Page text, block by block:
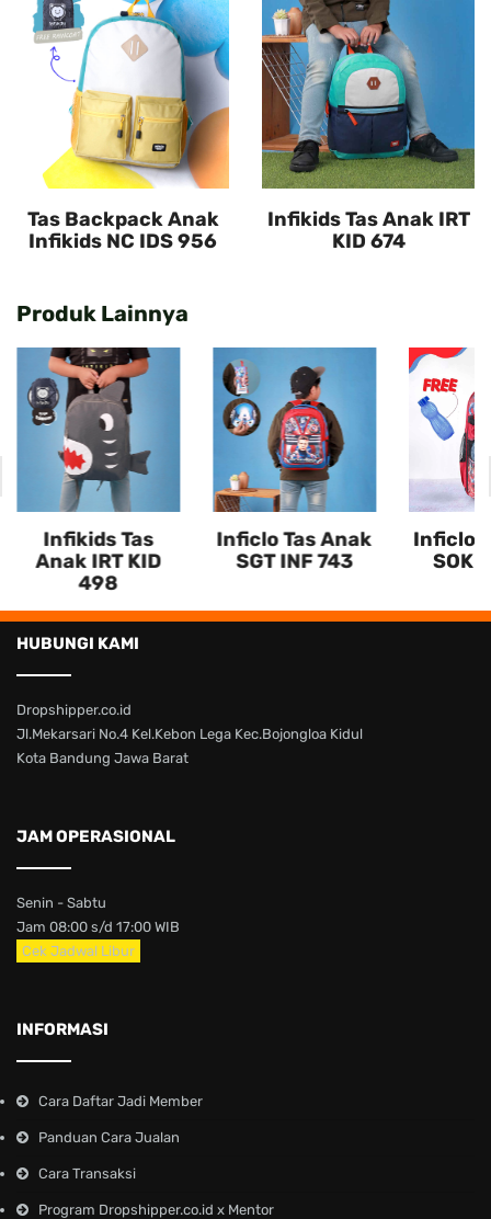
Tas Backpack Anak
Infikids NC IDS 956
Infikids Tas Anak IRT
KID 674
Produk Lainnya
Infikids Tas
Anak IRT KID
498
Inficlo Tas Anak
SGT INF 743
Inficlo
SOK
HUBUNGI KAMI
Dropshipper.co.id
Jl.Mekarsari No.4 Kel.Kebon Lega Kec.Bojongloa Kidul
Kota Bandung Jawa Barat
JAM OPERASIONAL
Senin - Sabtu
Jam 08:00 s/d 17:00 WIB
Cek Jadwal Libur
INFORMASI
Cara Daftar Jadi Member
Panduan Cara Jualan
Cara Transaksi
Program Dropshipper.co.id x Mentor